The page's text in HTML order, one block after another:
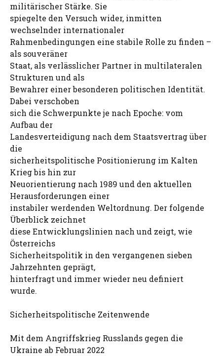
militärischer Stärke. Sie
spiegelte den Versuch wider, inmitten
wechselnder internationaler
Rahmenbedingungen eine stabile Rolle zu finden –
als souveräner
Staat, als verlässlicher Partner in multilateralen
Strukturen und als
Bewahrer einer besonderen politischen Identität.
Dabei verschoben
sich die Schwerpunkte je nach Epoche: vom
Aufbau der
Landesverteidigung nach dem Staatsvertrag über
die
sicherheitspolitische Positionierung im Kalten
Krieg bis hin zur
Neuorientierung nach 1989 und den aktuellen
Herausforderungen einer
instabiler werdenden Weltordnung. Der folgende
Überblick zeichnet
diese Entwicklungslinien nach und zeigt, wie
Österreichs
Sicherheitspolitik in den vergangenen sieben
Jahrzehnten geprägt,
hinterfragt und immer wieder neu definiert
wurde.
Sicherheitspolitische Zeitenwende
Mit dem Angriffskrieg Russlands gegen die
Ukraine ab Februar 2022